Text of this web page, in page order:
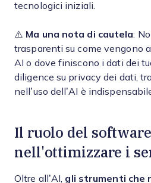
tecnologici iniziali.
⚠️ Ma una nota di cautela:
trasparenti su come vengono
AI o dove finiscono i dati dei
diligence su privacy dei dati,
nell’uso dell’AI è
Il ruolo del software
nell'ottimizzare i
Oltre all’AI, gli strumenti che